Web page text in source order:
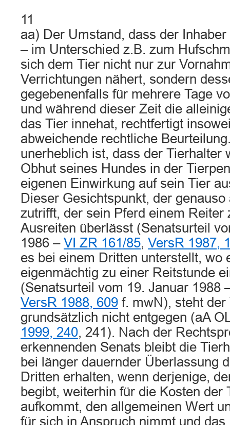
11
aa) Der Umstand, dass der
– im Unterschied z.B. zum
sich dem Tier nicht nur zur
Verrichtungen nähert, sondern
gegebenenfalls für mehrere Tage
und während dieser Zeit die
das Tier innehat, rechtfertigt
abweichende rechtliche
unerheblich ist, dass der Tierhalter
Obhut seines Hundes in der
eigenen Einwirkung auf sein Tier
Dieser Gesichtspunkt, der
zutrifft, der sein Pferd einem Reiter
Ausreiten überlässt (Senatsurteil
1986 – VI ZR 161/85, VersR 1987,
es bei einem Dritten unterstellt, wo
eigenmächtig zu einer Reitstunde
(Senatsurteil vom 19. Januar 1988
VersR 1988, 609 f. mwN), steht
grundsätzlich nicht entgegen (aA
1999, 240, 241). Nach der
erkennenden Senats bleibt die
bei länger dauernder Überlassung
Dritten erhalten, wenn derjenige,
begibt, weiterhin für die Kosten der
aufkommt, den allgemeinen Wert
für sich in Anspruch nimmt und